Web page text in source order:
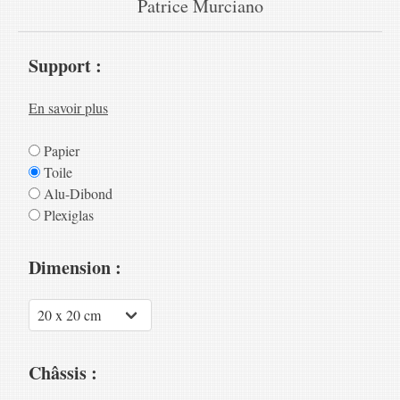
Patrice Murciano
Support :
En savoir plus
Papier
Toile
Alu-Dibond
Plexiglas
Dimension :
Châssis :